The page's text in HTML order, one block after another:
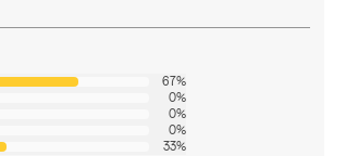
67%
0%
0%
0%
33%